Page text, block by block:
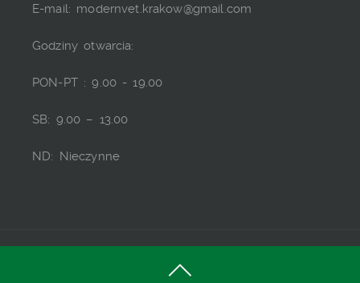
E-mail: modernvet.krakow@gmail.com
Godziny otwarcia:
PON-PT : 9.00 - 19.00
SB: 9.00 – 13.00
ND: Nieczynne